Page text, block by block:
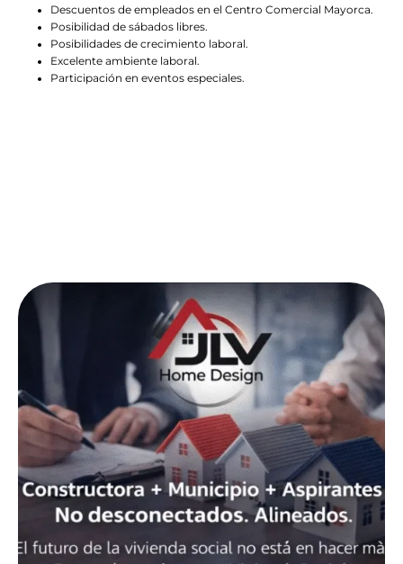
Descuentos de empleados en el Centro Comercial Mayorca.
Posibilidad de sábados libres.
Posibilidades de crecimiento laboral.
Excelente ambiente laboral.
Participación en eventos especiales.